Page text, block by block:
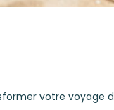
votre voyage